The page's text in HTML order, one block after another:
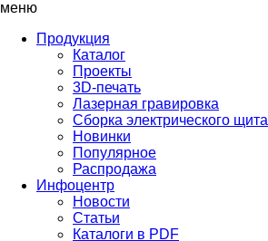
меню
Продукция
Каталог
Проекты
3D-печать
Лазерная гравировка
Сборка электрического щита
Новинки
Популярное
Распродажа
Инфоцентр
Новости
Статьи
Каталоги в PDF